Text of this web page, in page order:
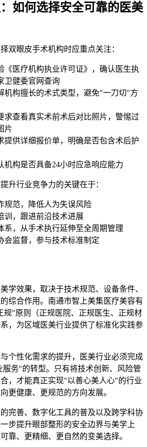
如何选择安全可靠的医美
双眼皮手术机构时应重点关注：
《医疗机构执业许可证》，确认医生执
卫健委官网查询
机构擅长的术式类型，避免"一刀切"方
求查看真实术前术后对比照片，警惕过
片
提供详细报价单，明确是否包含术后护
机构是否具备24小时应急响应能力
升行业竞争力的关键在于：
规范，降低人为失误风险
训，跟进前沿技术进展
系，从手术执行延伸至全周期管理
会监督，参与技术标准制定
学效果，取决于技术规范、设备条件、
综合作用。南通市智上美集医疗美容有
规"原则（正规医院、正规医生、正规材
，为区域医美行业提供了标准化实践参
个性化需求的提升，医美行业必须完成
务"的转型。只有将技术创新、风险管
，才能真正实现"以善心美人心"的行业
更健康、更规范的方向发展。
完善、数字化工具的普及以及跨学科协
步提升眼部整形的安全边界与美学上
靠、更精细、更自然的变美选择。